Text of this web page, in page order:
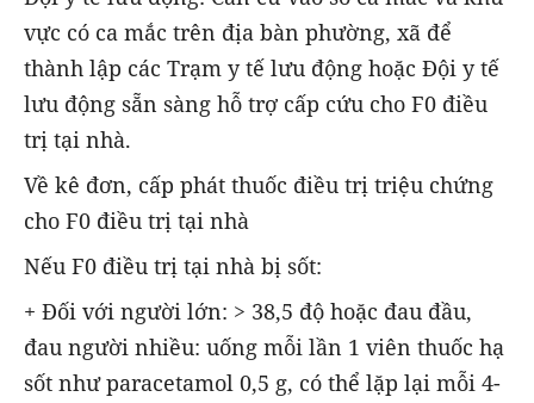
vực có ca mắc trên địa bàn phường, xã để
thành lập các Trạm y tế lưu động hoặc Đội y tế
lưu động sẵn sàng hỗ trợ cấp cứu cho F0 điều
trị tại nhà.
Về kê đơn, cấp phát thuốc điều trị triệu chứng
cho F0 điều trị tại nhà
Nếu F0 điều trị tại nhà bị sốt:
+ Đối với người lớn: > 38,5 độ hoặc đau đầu,
đau người nhiều: uống mỗi lần 1 viên thuốc hạ
sốt như paracetamol 0,5 g, có thể lặp lại mỗi 4-